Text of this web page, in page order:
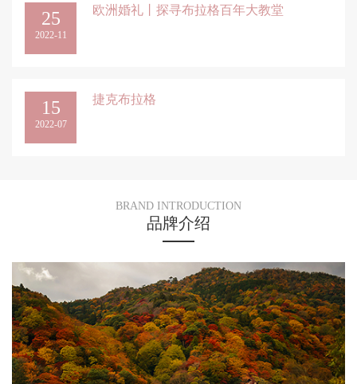
25
2022-11
欧洲婚礼丨探寻布拉格百年大教堂
15
2022-07
捷克布拉格
BRAND INTRODUCTION
品牌介绍